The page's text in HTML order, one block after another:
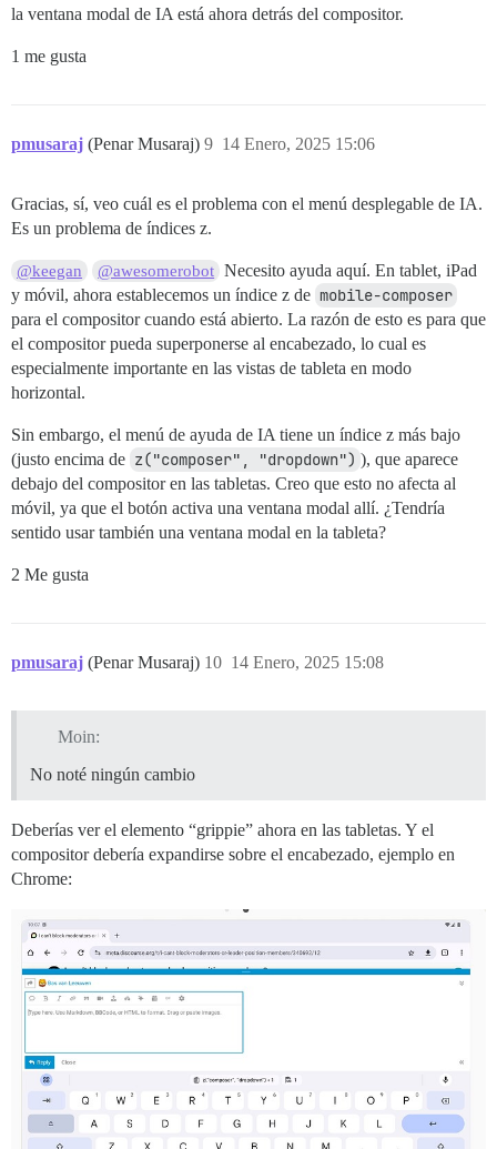
la ventana modal de IA está ahora detrás del compositor.
1 me gusta
pmusaraj (Penar Musaraj) 14 Enero, 2025 15:06
9
Gracias, sí, veo cuál es el problema con el menú desplegable de IA.
Es un problema de índices z.
@keegan @awesomerobot Necesito ayuda aquí. En tablet, iPad
y móvil, ahora establecemos un índice z de mobile-composer
para el compositor cuando está abierto. La razón de esto es para que
el compositor pueda superponerse al encabezado, lo cual es
especialmente importante en las vistas de tableta en modo
horizontal.
Sin embargo, el menú de ayuda de IA tiene un índice z más bajo
(justo encima de z("composer", "dropdown") ), que aparece
debajo del compositor en las tabletas. Creo que esto no afecta al
móvil, ya que el botón activa una ventana modal allí. ¿Tendría
sentido usar también una ventana modal en la tableta?
2 Me gusta
pmusaraj (Penar Musaraj) 14 Enero, 2025 15:08
10
Moin:
No noté ningún cambio
Deberías ver el elemento “grippie” ahora en las tabletas. Y el
compositor debería expandirse sobre el encabezado, ejemplo en
Chrome: